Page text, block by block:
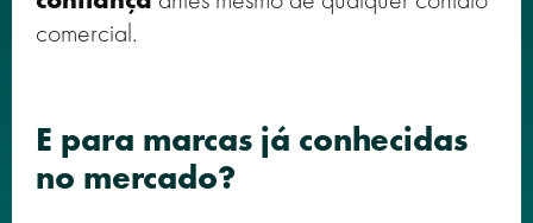
comercial.
E para marcas já conhecidas
no mercado?